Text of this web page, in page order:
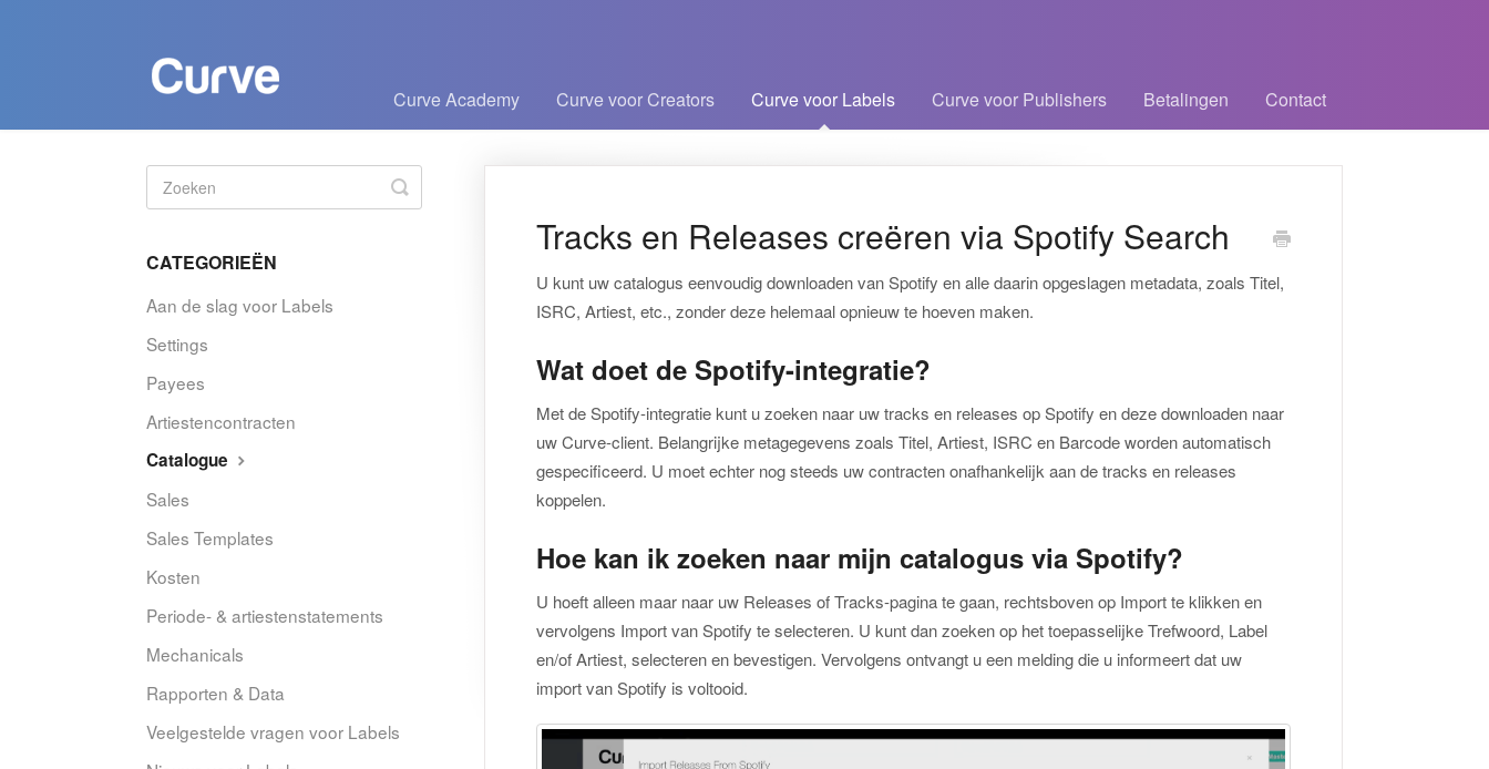
Curve Academy Curve voor Creators Curve voor Labels Curve voor Publishers Betalingen Contact
Tracks en Releases creëren via Spotify Search
U kunt uw catalogus eenvoudig downloaden van Spotify en alle daarin opgeslagen metadata, zoals Titel,
ISRC, Artiest, etc., zonder deze helemaal opnieuw te hoeven maken.
Wat doet de Spotify-integratie?
Met de Spotify-integratie kunt u zoeken naar uw tracks en releases op Spotify en deze downloaden naar
uw Curve-client. Belangrijke metagegevens zoals Titel, Artiest, ISRC en Barcode worden automatisch
gespecificeerd. U moet echter nog steeds uw contracten onafhankelijk aan de tracks en releases
koppelen.
Hoe kan ik zoeken naar mijn catalogus via Spotify?
U hoeft alleen maar naar uw Releases of Tracks-pagina te gaan, rechtsboven op Import te klikken en
vervolgens Import van Spotify te selecteren. U kunt dan zoeken op het toepasselijke Trefwoord, Label
en/of Artiest, selecteren en bevestigen. Vervolgens ontvangt u een melding die u informeert dat uw
import van Spotify is voltooid.
Zoeken
in-/uitschakelen
CATEGORIEËN
Aan de slag voor Labels
Settings
Payees
Artiestencontracten
Catalogue
Sales
Sales Templates
Kosten
Periode- & artiestenstatements
Mechanicals
Rapporten & Data
Veelgestelde vragen voor Labels